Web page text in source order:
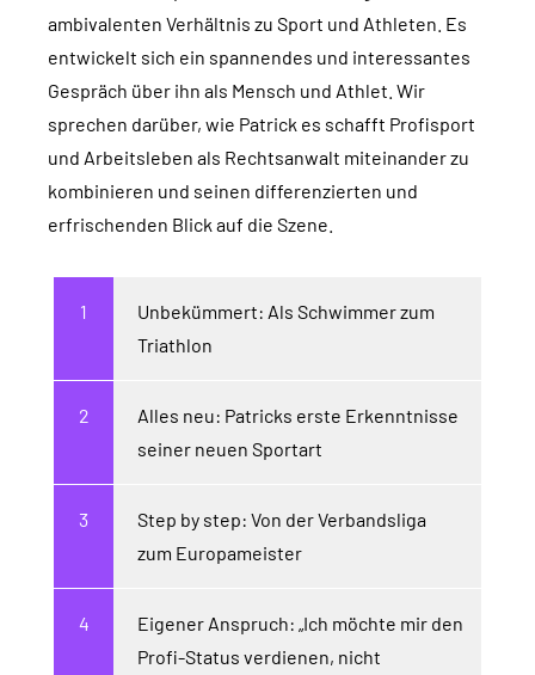
ambivalenten Verhältnis zu Sport und Athleten. Es
entwickelt sich ein spannendes und interessantes
Gespräch über ihn als Mensch und Athlet. Wir
sprechen darüber, wie Patrick es schafft Profisport
und Arbeitsleben als Rechtsanwalt miteinander zu
kombinieren und seinen differenzierten und
erfrischenden Blick auf die Szene.
Unbekümmert: Als Schwimmer zum
Triathlon
Alles neu: Patricks erste Erkenntnisse
seiner neuen Sportart
Step by step: Von der Verbandsliga
zum Europameister
Eigener Anspruch: „Ich möchte mir den
Profi-Status verdienen, nicht